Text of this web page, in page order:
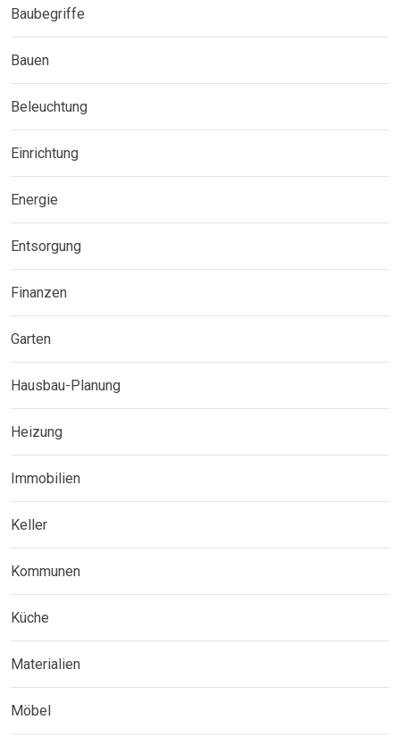
Baubegriffe
Bauen
Beleuchtung
Einrichtung
Energie
Entsorgung
Finanzen
Garten
Hausbau-Planung
Heizung
Immobilien
Keller
Kommunen
Küche
Materialien
Möbel